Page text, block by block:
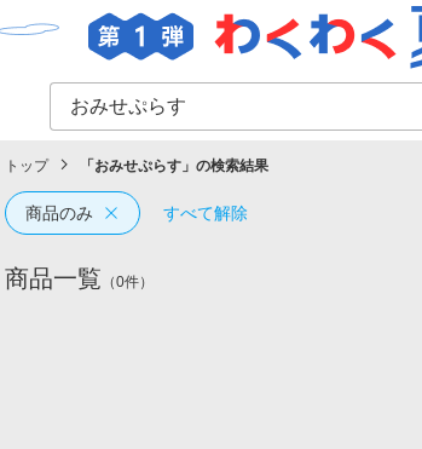
一覧 ショッピング
トップ 「 おみせぷらす 」の検索結果
商品のみ すべて解除
商品一覧 （0件）